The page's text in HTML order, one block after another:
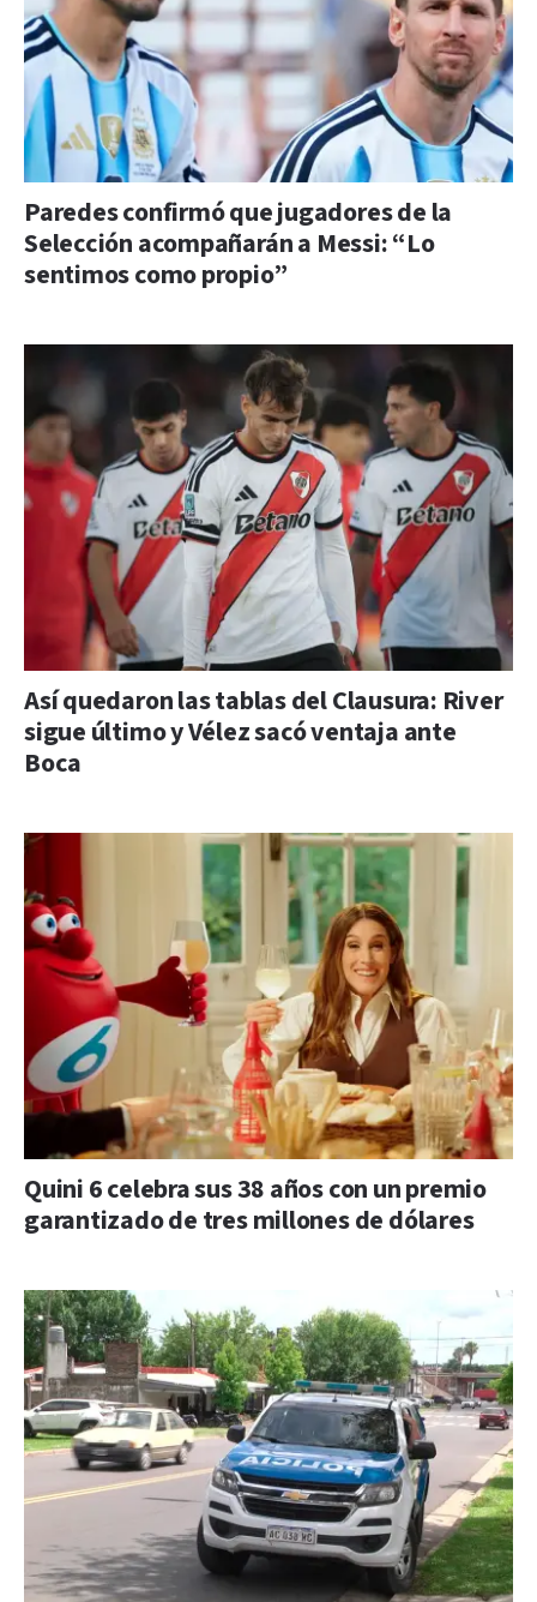
Paredes confirmó que jugadores de la
Selección acompañarán a Messi: “Lo
sentimos como propio”
Así quedaron las tablas del Clausura: River
sigue último y Vélez sacó ventaja ante
Boca
Quini 6 celebra sus 38 años con un premio
garantizado de tres millones de dólares